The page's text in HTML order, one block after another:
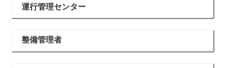
運行管理センター
整備管理者